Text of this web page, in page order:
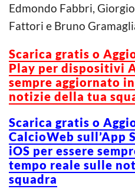
Edmondo Fabbri,
Fattori e Bruno
Scarica gratis o
Play per dispositivi
sempre aggiornato
notizie della tua
Scarica gratis o
CalcioWeb sull’App
iOS per essere
tempo reale sulle
squadra